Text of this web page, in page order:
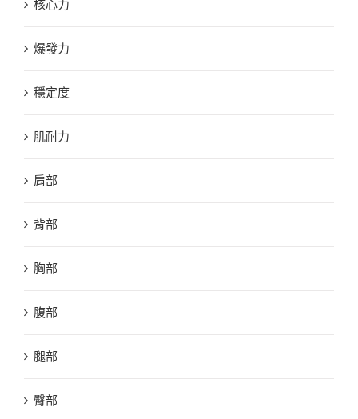
核心力
爆發力
穩定度
肌耐力
肩部
背部
胸部
腹部
腿部
臀部